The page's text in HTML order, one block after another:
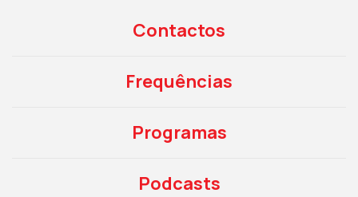
Contactos
Frequências
Programas
Podcasts